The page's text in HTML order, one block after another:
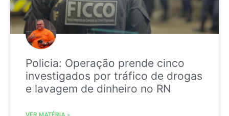
Policia: Operação prende cinco
investigados por tráfico de drogas
e lavagem de dinheiro no RN